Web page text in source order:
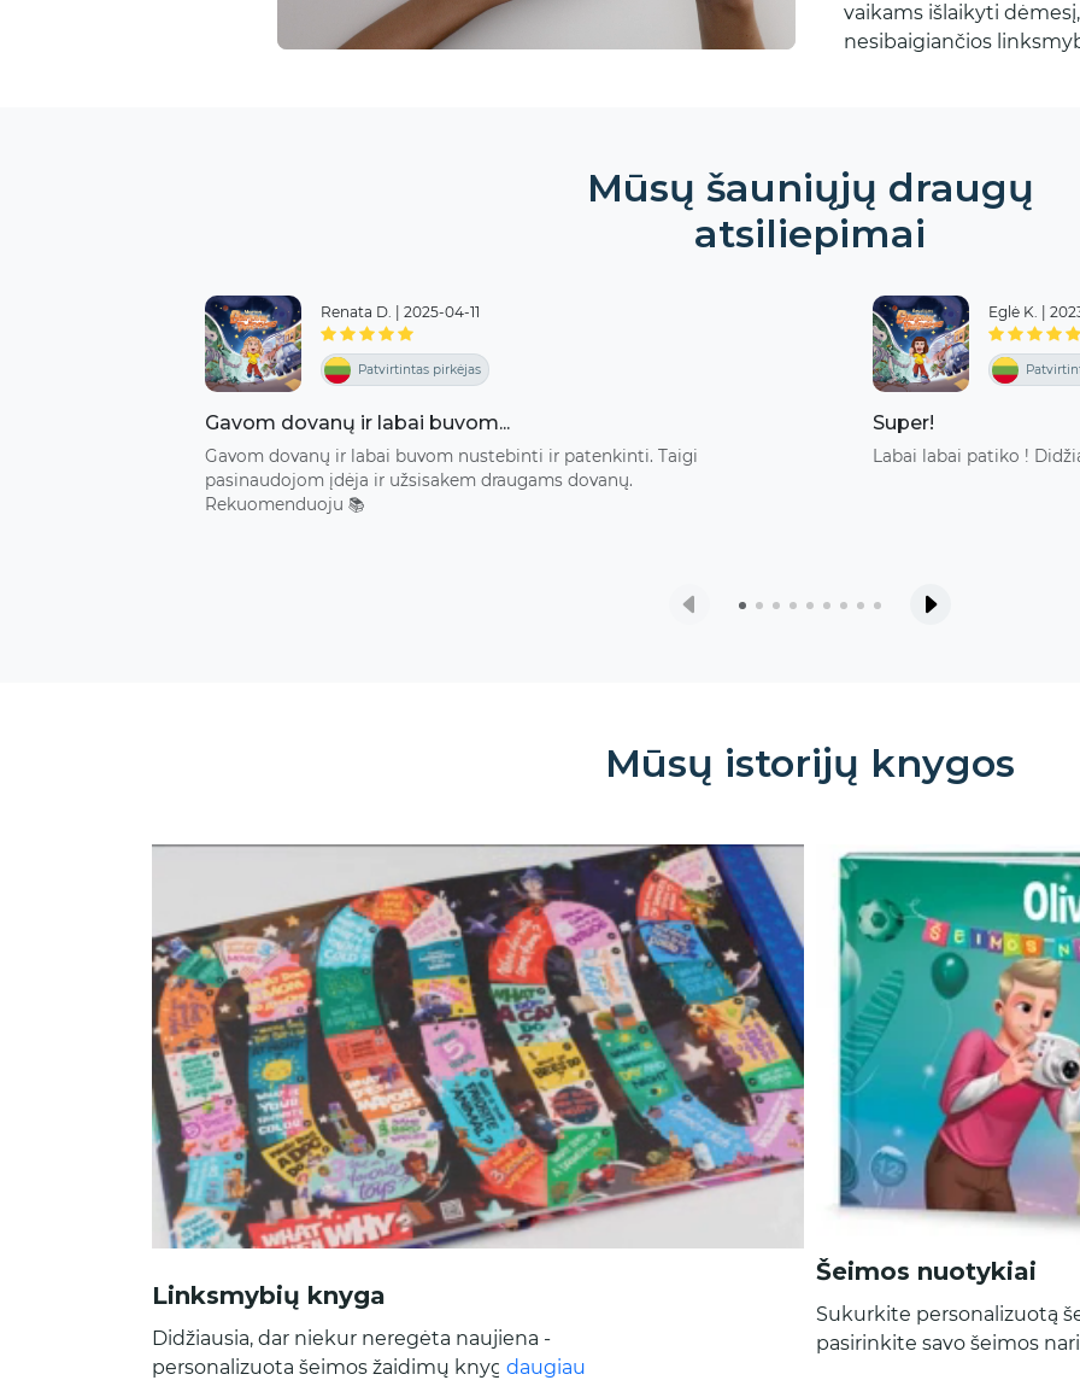
vaikams išlaikyti
nesibaigiančios
Mūsų šauniųjų draugų
atsiliepimai
Renata D. | 2025-04-11
Patvirtintas pirkėjas
Gavom dovanų ir labai buvom...
Gavom dovanų ir labai buvom nustebinti ir patenkinti. Taigi
pasinaudojom įdėja ir užsisakem draugams dovanų.
Rekuomenduoju 📚
Eglė K. |
Super!
Labai labai patiko !
Mūsų istorijų knygos
Linksmybių knyga
Didžiausia, dar niekur neregėta naujiena -
personalizuota šeimos žaidimų knyga! Tavęs
daugiau
Šeimos nuotykiai
Sukurkite personalizuotą
pasirinkite savo šeimos